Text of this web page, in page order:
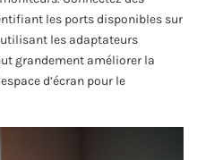
les ports disponibles sur
les adaptateurs
grandement améliorer la
d’écran pour le